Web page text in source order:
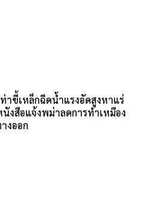
าขี้เหล็กฉีดน้ำแรงอัดสูงหาแร่
งสือแจ้งพม่าลดการทำเหมือง
งออก